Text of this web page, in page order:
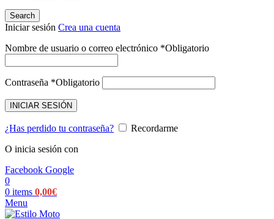
Search
Iniciar sesión Crea una cuenta
Nombre de usuario o correo electrónico *Obligatorio
Contraseña *Obligatorio
INICIAR SESIÓN
¿Has perdido tu contraseña?
Recordarme
O inicia sesión con
Facebook Google
0
0 items 0,00€
Menu